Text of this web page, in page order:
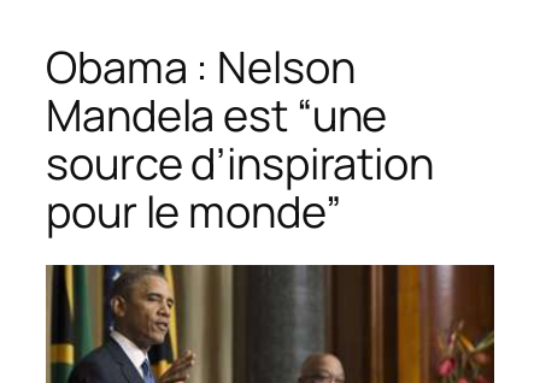
Obama : Nelson
Mandela est “une
source d’inspiration
pour le monde”